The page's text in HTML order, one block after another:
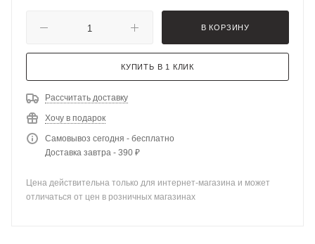
В КОРЗИНУ
КУПИТЬ В 1 КЛИК
Рассчитать доставку
Хочу в подарок
Самовывоз сегодня - бесплатно
Доставка завтра - 390 ₽
Цена действительна только для интернет-магазина и может
отличаться от цен в розничных магазинах